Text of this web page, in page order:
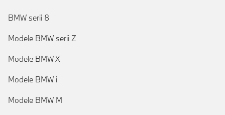
BMW serii 8
Modele BMW serii Z
Modele BMW X
Modele BMW i
Modele BMW M